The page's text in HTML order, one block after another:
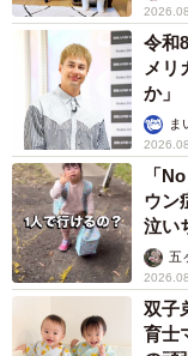
令和
メリ
か」
ま
「
ウン
泣い
五
双子
育士